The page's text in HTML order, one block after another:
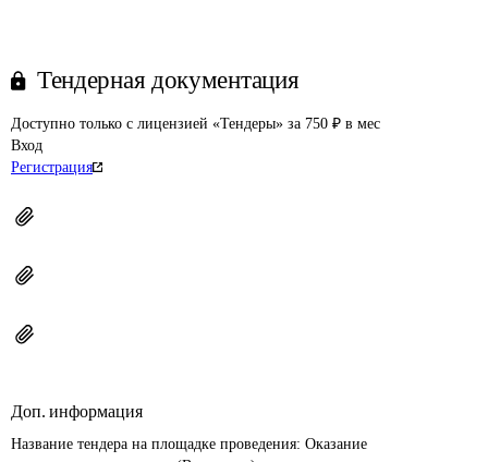
Тендерная документация
Доступно только с лицензией «Тендеры» за 750 ₽ в мес
Вход
Регистрация
Доп. информация
Название тендера на площадке проведения: Оказание